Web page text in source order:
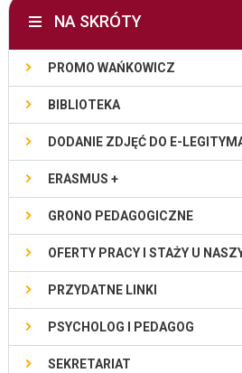
NA SKRÓTY
PROMO WAŃKOWICZ
BIBLIOTEKA
DODANIE ZDJĘĆ DO E-
ERASMUS +
GRONO PEDAGOGICZNE
OFERTY PRACY I STAŻY U
PRZYDATNE LINKI
PSYCHOLOG I PEDAGOG
SEKRETARIAT